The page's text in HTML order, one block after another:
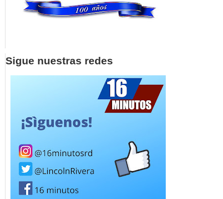
Sigue nuestras redes